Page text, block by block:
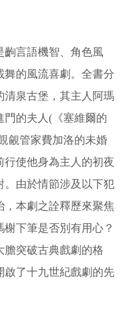
齣言語機智、角色風
舞的風流喜劇。全書分
清泉古堡，其主人阿瑪
門的夫人(《塞維爾的
覦管家費加洛的未婚
使他身為主人的初夜
。由於情節涉及以下犯
，本劇之詮釋歷來聚焦
下筆是否別有用心？
膽突破古典戲劇的格
啟了十九世紀戲劇的先